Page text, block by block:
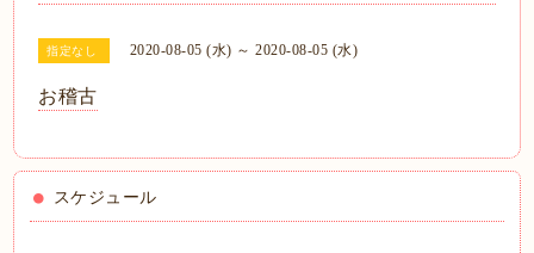
指定なし 2020-08-05 (水) ～ 2020-08-05 (水)
お稽古
スケジュール